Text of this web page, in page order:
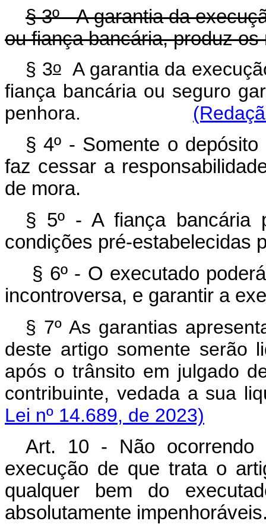
§ 3º - A garantia da
ou fiança bancária, produz
§ 3oA garantia da
fiança bancária ou seguro
penhora.
§ 4º - Somente o
faz cessar a
de mora.
§ 5º - A fiança bancária
condições pré-estabelecidas
§ 6º - O executado
incontroversa, e garantir a
§ 7º As garantias
deste artigo somente serão
após o trânsito em julgado
contribuinte, vedada a sua
Lei nº 14.689, de 2023)
Art. 10 - Não ocorrendo
execução de que trata o
qualquer bem do
absolutamente